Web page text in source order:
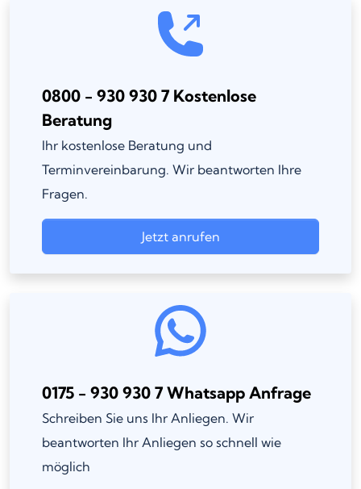
0800 - 930 930 7 Kostenlose
Beratung
Ihr kostenlose Beratung und
Terminvereinbarung. Wir beantworten Ihre
Fragen.
Jetzt anrufen
0175 - 930 930 7 Whatsapp Anfrage
Schreiben Sie uns Ihr Anliegen. Wir
beantworten Ihr Anliegen so schnell wie
möglich